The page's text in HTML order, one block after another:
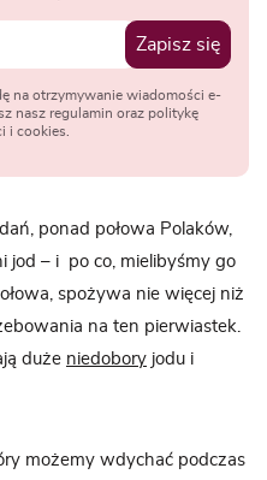
Zapisz się
na otrzymywanie wiadomości e-
nasz regulamin oraz politykę
i cookies.
ponad połowa Polaków,
jod – i po co, mielibyśmy go
spożywa nie więcej niż
na ten pierwiastek.
duże niedobory jodu i
możemy wdychać podczas